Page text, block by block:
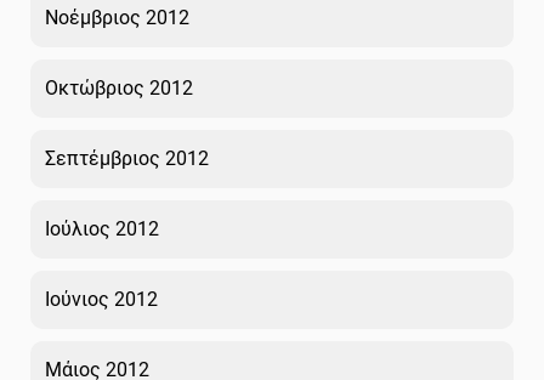
Νοέμβριος 2012
Οκτώβριος 2012
Σεπτέμβριος 2012
Ιούλιος 2012
Ιούνιος 2012
Μάιος 2012